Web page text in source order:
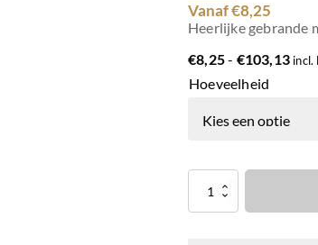
Vanaf €8,25
Heerlijke gebrande
€8,25- €103,13 incl.
Hoeveelheid
hazelnoten,